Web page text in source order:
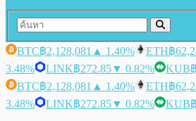
BTC฿2,128,081 ▲ 1.40% ETH฿
3.48%
LINK฿272.85▼ 0.82% KUB
BTC฿2,128,081 ▲ 1.40% ETH฿
3.48%
LINK฿272.85▼ 0.82% KUB